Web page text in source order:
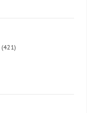
(421)